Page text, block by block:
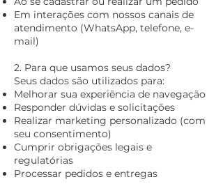
Em interações com nossos canais de
atendimento (WhatsApp, telefone, e-
mail)
2. Para que usamos seus dados?
Seus dados são utilizados para:
Melhorar sua experiência de navegação
Responder dúvidas e solicitações
Realizar marketing personalizado (com
seu consentimento)
Cumprir obrigações legais e
regulatórias
Processar pedidos e entregas